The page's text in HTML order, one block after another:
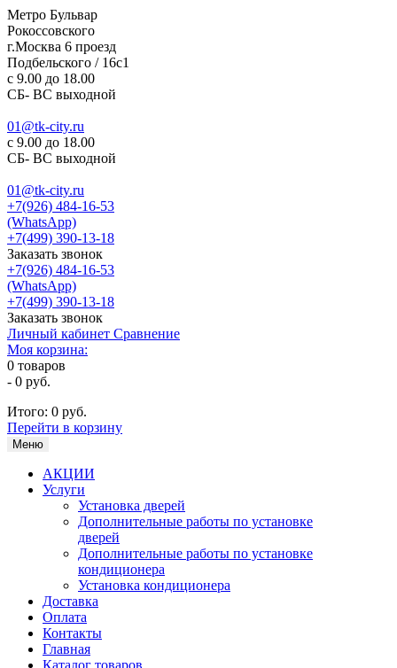
Метро Бульвар
Рокоссовского
г.Москва 6 проезд
Подбельского / 16с1
c 9.00 до 18.00
СБ- ВС выходной
01@tk-city.ru
c 9.00 до 18.00
СБ- ВС выходной
01@tk-city.ru
+7(926) 484-16-53
(WhatsApp)
+7(499) 390-13-18
Заказать звонок
+7(926) 484-16-53
(WhatsApp)
+7(499) 390-13-18
Заказать звонок
Личный кабинет Сравнение
Моя корзина:
0 товаров
- 0 руб.
Итого: 0 руб.
Перейти в корзину
Меню
АКЦИИ
Услуги
Установка дверей
Дополнительные работы по установке
дверей
Дополнительные работы по установке
кондиционера
Установка кондиционера
Доставка
Оплата
Контакты
Главная
Каталог товаров